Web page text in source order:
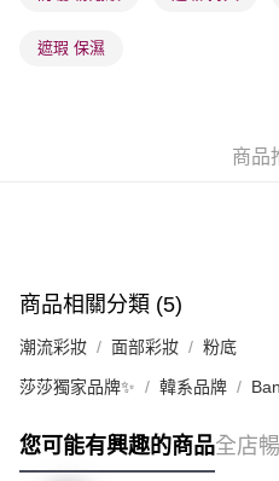
遮瑕 保濕
商品
商品相關分類 (5)
潮流彩妝 面部彩妝 粉底
莎莎獨家品牌✨ 韓系品牌
您可能有興趣的商品全店